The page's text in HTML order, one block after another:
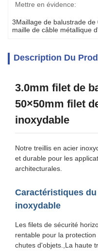
Mettre en évidence:
3Maillage de balustrade de
maille de câble métallique
Description Du
3.0mm filet de
50×50mm filet
inoxydable
Notre treillis en acier
et durable pour les
architecturales.
Caractéristiques
inoxydable
Les filets de sécurité
rentable pour la
chutes d'objets.,La haute